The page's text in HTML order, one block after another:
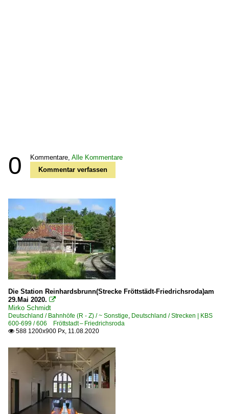
0 Kommentare, Alle Kommentare
Kommentar verfassen
Die Station Reinhardsbrunn(Strecke Fröttstädt-Friedrichsroda)am
29.Mai 2020. 
Mirko Schmidt
Deutschland / Bahnhöfe (R - Z) / ~ Sonstige, Deutschland / Strecken | KBS
600-699 / 606 Fröttstadt – Friedrichsroda
 588 1200x900 Px, 11.08.2020